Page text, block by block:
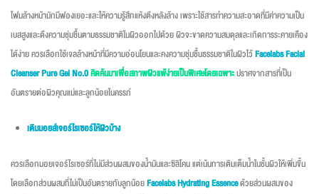
โฟมล้างหน้ามักมีฟองเยอะและให้ความรู้สึกแห้งตึงหลังล้าง เพราะใช้สารทำความสะอาดที่มีค่าความเป็น
เบสสูงและดึงความชุ่มชื้นตามธรรมชาติในผิวออกไปด้วย ผิวจะขาดความสมดุลและเกิดการระคายเคือง
ได้ง่าย ควรเลือกใช้เจลล้างหน้าที่มีความอ่อนโยนและคงความชุ่มชื้นธรรมชาติในผิวไว้Facelabs Facial
Cleanser Pure Gel No.0คิดค้นมาเพื่อสภาพผิวแพ้ง่ายเป็นพิเศษโดยเฉพาะปราศจากสารที่เป็น
อันตรายต่อผิวคุณแม่และลูกน้อยในครรภ์
เติมมอยส์เจอร์ไรเซอร์ให้ผิวบ้าง
ควรเลือกมอยเจอร์ไรเซอร์ที่ไม่มีส่วนผสมของน้ำมันและซิลิโคน แต่เน้นการเติมเต็มน้ำในชั้นผิวให้เพิ่มขึ้น
โดยเลือกส่วนผสมที่ไม่เป็นอันตรายกับลูกน้อยFacelabs Hydrating Essenceด้วยส่วนผสมของ